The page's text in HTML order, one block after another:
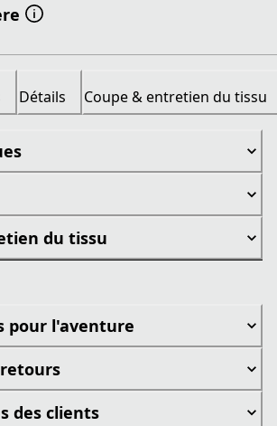
Détails Coupe & entretien du tissu
du tissu
pour l'aventure
des clients